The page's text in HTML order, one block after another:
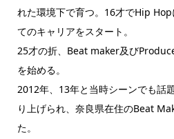
れた環境下で育つ。16才でHip Hop
てのキャリアをスタート。
25才の折、Beat maker及び
を始める。
2012年、13年と当時シーンでも話
り上げられ、奈良県在住のBeat
た。